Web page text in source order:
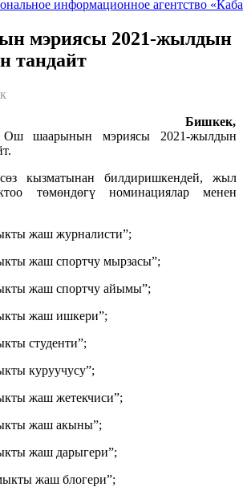
мэриясы 2021-жылдын
тандайт
Бишкек,
Ош шаарынын мэриясы 2021-жылдын
кызматынан билдиришкендей, жыл
төмөндөгү номинациялар менен
жаш журналисти”;
жаш спортчу мырзасы”;
жаш спортчу айымы”;
жаш ишкери”;
студенти”;
куруучусу”;
жаш жетекчиси”;
жаш акыны”;
жаш дарыгери”;
жаш блогери”;